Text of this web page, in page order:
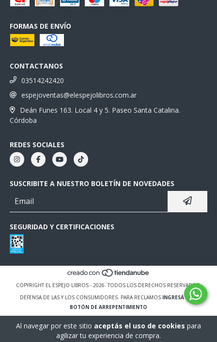
Al navegar por este sitio aceptás el uso de cookies para
agilizar tu experiencia de compra.
FORMAS DE ENVÍO
CONTACTANOS
03514242420
espejoventas@elespejolibros.com.ar
Deán Funes 163. Local 4 y 5. Paseo Santa Catalina.
Córdoba
REDES SOCIALES
SUSCRIBITE A NUESTRO BOLETÍN DE NOVEDADES
SEGURIDAD Y CERTIFICACIONES
COPYRIGHT EL ESPEJO LIBROS - 2026. TODOS LOS DERECHOS RESERVADOS.
DEFENSA DE LAS Y LOS CONSUMIDORES. PARA RECLAMOS INGRESÁ ACÁ.
BOTÓN DE ARREPENTIMIENTO